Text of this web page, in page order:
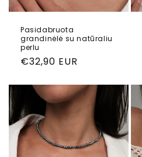
Pasidabruota
grandinėlė su natūraliu
perlu
Reguliari
€32,90 EUR